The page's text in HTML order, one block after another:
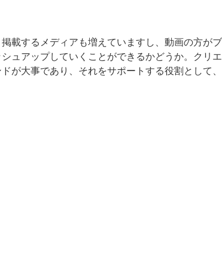
載するメディアも増えていますし、動画の方がブ
ュアップしていくことができるかどうか。クリエ
が大事であり、それをサポートする役割として、